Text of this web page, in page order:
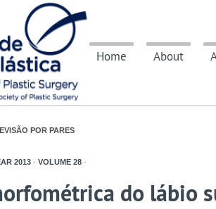
Home About
POR PARES
2013 - VOLUME 28 -
do lábio